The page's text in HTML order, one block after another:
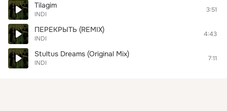
Tilagim
INDI
3:51
ПЕРЕКРЫТЬ (REMIX)
INDI
4:43
Stultus Dreams (Original Mix)
INDI
7:11